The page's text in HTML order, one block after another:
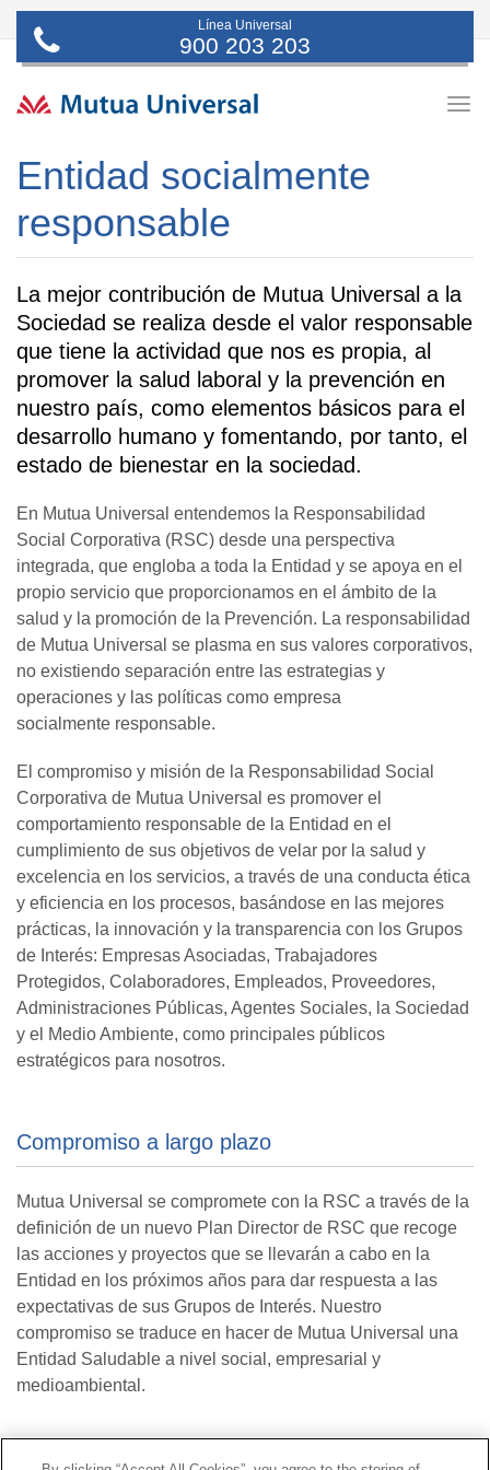
Línea Universal
900 203 203
Entidad socialmente
responsable
La mejor contribución de Mutua Universal a la
Sociedad se realiza desde el valor responsable
que tiene la actividad que nos es propia, al
promover la salud laboral y la prevención en
nuestro país, como elementos básicos para el
desarrollo humano y fomentando, por tanto, el
estado de bienestar en la sociedad.
En Mutua Universal entendemos la Responsabilidad
Social Corporativa (RSC) desde una perspectiva
integrada, que engloba a toda la Entidad y se apoya en el
propio servicio que proporcionamos en el ámbito de la
salud y la promoción de la Prevención. La responsabilidad
de Mutua Universal se plasma en sus valores corporativos,
no existiendo separación entre las estrategias y
operaciones y las políticas como empresa
socialmente responsable.
El compromiso y misión de la Responsabilidad Social
Corporativa de Mutua Universal es promover el
comportamiento responsable de la Entidad en el
cumplimiento de sus objetivos de velar por la salud y
excelencia en los servicios, a través de una conducta ética
y eficiencia en los procesos, basándose en las mejores
prácticas, la innovación y la transparencia con los Grupos
de Interés: Empresas Asociadas, Trabajadores
Protegidos, Colaboradores, Empleados, Proveedores,
Administraciones Públicas, Agentes Sociales, la Sociedad
y el Medio Ambiente, como principales públicos
estratégicos para nosotros.
Compromiso a largo plazo
Mutua Universal se compromete con la RSC a través de la
definición de un nuevo Plan Director de RSC que recoge
las acciones y proyectos que se llevarán a cabo en la
Entidad en los próximos años para dar respuesta a las
expectativas de sus Grupos de Interés. Nuestro
compromiso se traduce en hacer de Mutua Universal una
Entidad Saludable a nivel social, empresarial y
medioambiental.